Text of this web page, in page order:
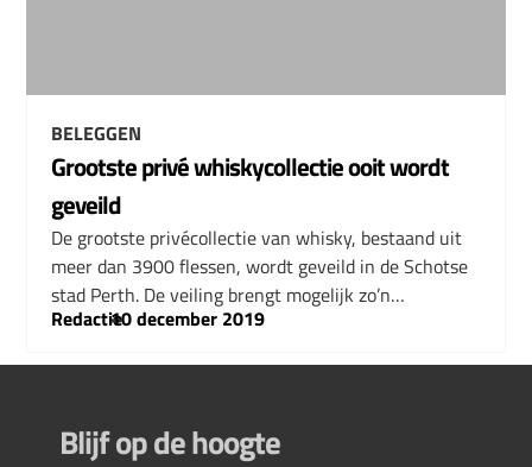
BELEGGEN
Grootste privé whiskycollectie ooit wordt
geveild
De grootste privécollectie van whisky, bestaand uit
meer dan 3900 flessen, wordt geveild in de Schotse
stad Perth. De veiling brengt mogelijk zo’n…
Redactie
–
10 december 2019
Blijf op de hoogte